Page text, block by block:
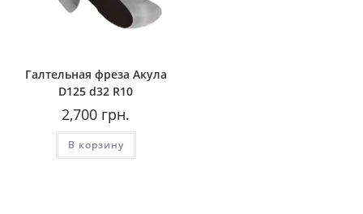
Галтельная фреза Акула
D125 d32 R10
2,700 грн.
В корзину